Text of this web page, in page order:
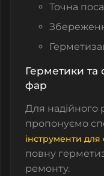
Точна
Герметики та
фар
Для
пропонуємо
інструменти для
повну
ремонту.